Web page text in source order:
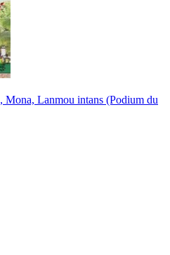
Lanmou intans (Podium du